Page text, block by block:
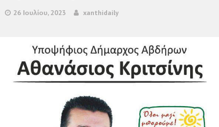
26 Ιουλίου, 2023 xanthidaily